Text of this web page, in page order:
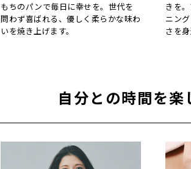
もちのパンで毎日に幸せを。世代を
問わず喜ばれる、優しく柔らかな味わ
いを焼き上げます。
きを
ニン
さを身
自分との時間を楽